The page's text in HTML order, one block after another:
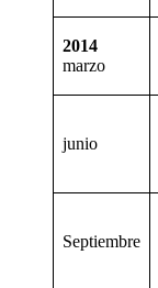
2014
marzo
junio
Septiembre